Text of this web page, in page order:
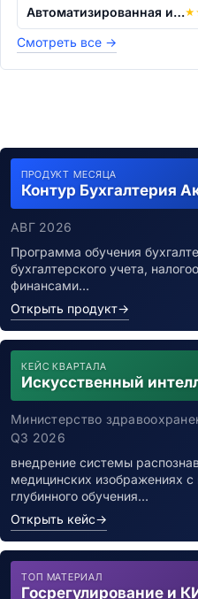
Автоматизированная информационная сист...★
Смотреть все →
ПРОДУКТ МЕСЯЦА
Контур Бухгалтерия
АВГ 2026
Программа обучения
бухгалтерского учета,
финансами…
Открыть продукт→
КЕЙС КВАРТАЛА
Искусственный
Министерство
Q3 2026
внедрение системы
медицинских изображениях
глубинного обучения…
Открыть кейс→
ТОП МАТЕРИАЛ
Госрегулирование и